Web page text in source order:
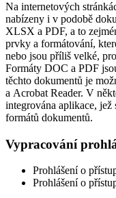
Na internetových
nabízeny i v podobě
XLSX a PDF, a to
prvky a formátování,
nebo jsou příliš velké,
Formáty DOC a PDF
těchto dokumentů je
a Acrobat Reader. V
integrována aplikace,
formátů dokumentů.
Vypracování
Prohlášení o
Prohlášení o